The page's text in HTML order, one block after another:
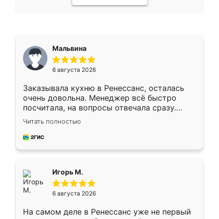
Мальвина
6 августа 2026
Заказывала кухню в Ренессанс, осталась
очень довольна. Менеджер всё быстро
посчитала, на вопросы отвечала сразу.
Замерщик приехал в субботу, подошёл к
делу со всей ответственностью. Собрали
за день, ребята работали аккуратно, даже
Читать полностью
Игорь М.
6 августа 2026
На самом деле в Ренессанс уже не первый